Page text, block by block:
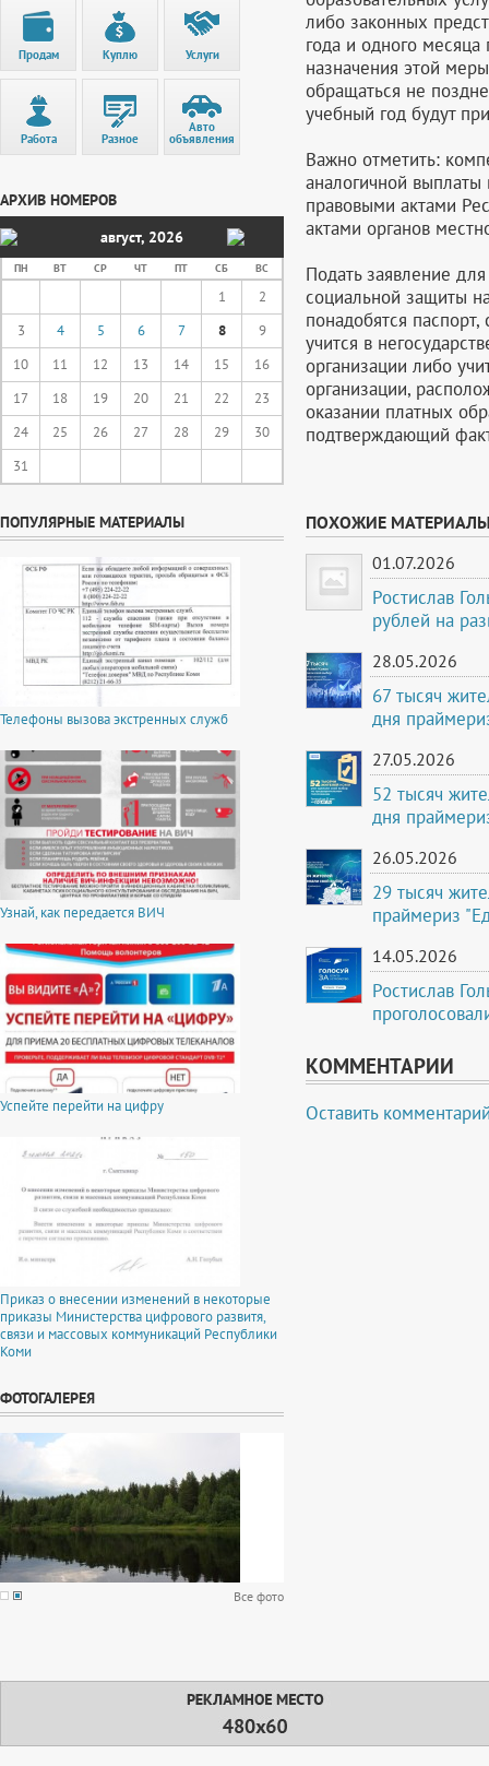
Продам Куплю Услуги
Работа Разное
Авто
объявления
АРХИВ НОМЕРОВ
август, 2026
ПН ВТ СР ЧТ ПТ СБ ВС
1
2
3
4 5 6 7 8
9
10
11 12 13 14 15
16
17
18 19 20 21 22
23
24
25 26 27 28 29
30
31
ПОПУЛЯРНЫЕ МАТЕРИАЛЫ
Телефоны вызова экстренных служб
Узнай, как передается ВИЧ
Успейте перейти на цифру
Приказ о внесении изменений в некоторые
приказы Министерства цифрового развитя,
связи и массовых коммуникаций Республики
Коми
ФОТОГАЛЕРЕЯ
Все фото
либо законных
года и одного месяца
назначения этой
обращаться не
учебный год будут
Важно отметить:
аналогичной
правовыми актами
актами органов
Подать заявление
социальной защиты
понадобятся
учится в
организации либо
организации,
оказании платных
подтверждающий
ПОХОЖИЕ
01.07.2026
Ростислав
рублей на
28.05.2026
67 тысяч
дня
27.05.2026
52 тысяч
дня
26.05.2026
29 тысяч
праймериз
14.05.2026
Ростислав
КОММЕНТАРИИ
Оставить